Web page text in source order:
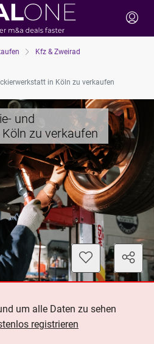
Kfz & Zweirad
in Köln zu verkaufen
und
zu verkaufen
um alle Daten zu sehen
registrieren